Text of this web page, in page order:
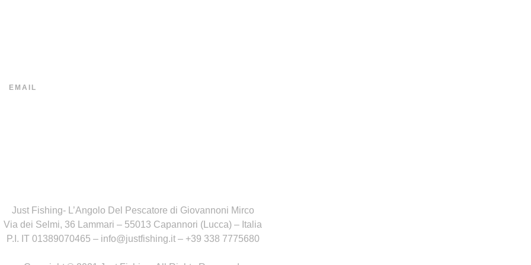
EMAIL
Just Fishing- L’Angolo Del Pescatore di Giovannoni Mirco
Via dei Selmi, 36 Lammari – 55013 Capannori (Lucca) – Italia
P.I. IT 01389070465 – info@justfishing.it – +39 338 7775680